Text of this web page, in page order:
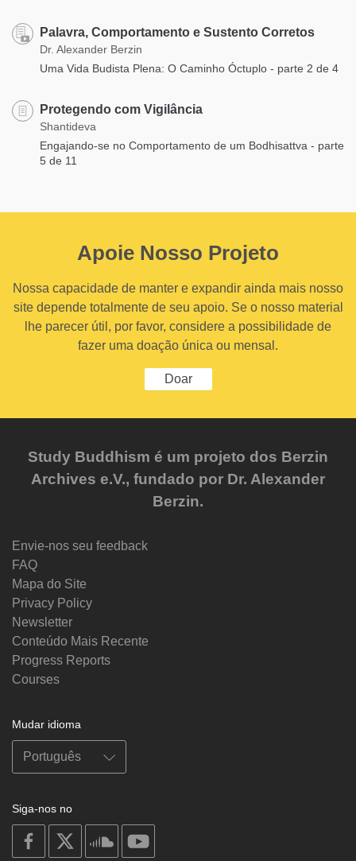
Palavra, Comportamento e Sustento Corretos
Dr. Alexander Berzin
Uma Vida Budista Plena: O Caminho Óctuplo - parte 2 de 4
Protegendo com Vigilância
Shantideva
Engajando-se no Comportamento de um Bodhisattva - parte
5 de 11
Apoie Nosso Projeto
Nossa capacidade de manter e expandir ainda mais nosso
site depende totalmente de seu apoio. Se o nosso material
lhe parecer útil, por favor, considere a possibilidade de
fazer uma doação única ou mensal.
Doar
Study Buddhism é um projeto dos Berzin
Archives e.V., fundado por Dr. Alexander
Berzin.
Envie-nos seu feedback
FAQ
Mapa do Site
Privacy Policy
Newsletter
Conteúdo Mais Recente
Progress Reports
Courses
Mudar idioma
Siga-nos no
on
facebook
soundcloud